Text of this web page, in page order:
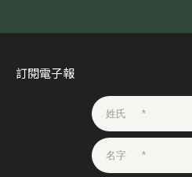
訂閱電子報